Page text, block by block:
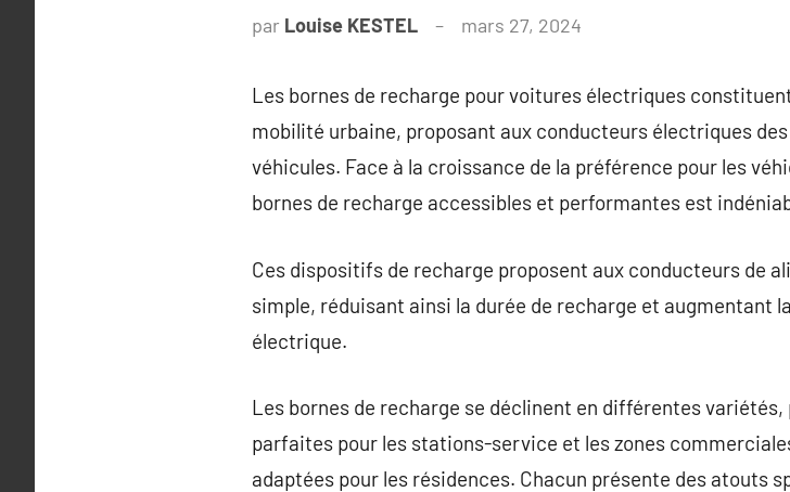
par Louise KESTEL mars 27, 2024
Les bornes de recharge pour voitures électriques
mobilité urbaine, proposant aux conducteurs électriques
véhicules. Face à la croissance de la préférence pour les
bornes de recharge accessibles et performantes est
Ces dispositifs de recharge proposent aux conducteurs de
simple, réduisant ainsi la durée de recharge et augmentant
électrique.
Les bornes de recharge se déclinent en différentes
parfaites pour les stations-service et les zones
adaptées pour les résidences. Chacun présente des atouts